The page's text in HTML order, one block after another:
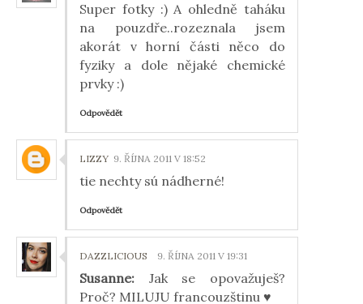
Super fotky :) A ohledně taháku
na pouzdře..rozeznala jsem
akorát v horní části něco do
fyziky a dole nějaké chemické
prvky :)
Odpovědět
LIZZY 9. ŘÍJNA 2011 V 18:52
tie nechty sú nádherné!
Odpovědět
DAZZLICIOUS 9. ŘÍJNA 2011 V 19:31
Susanne: Jak se opovažuješ?
Proč? MILUJU francouzštinu ♥